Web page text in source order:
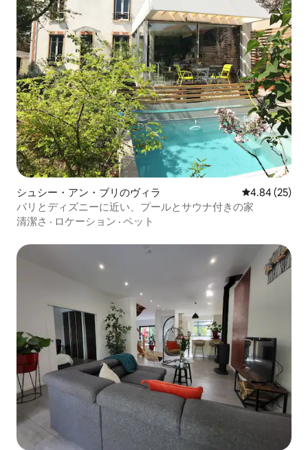
シュシー・アン・ブリのヴィラ レビュー25
4.84 (25)
パリとディズニーに近い、プールとサウナ付きの家
清潔さ · ロケーション · ペット